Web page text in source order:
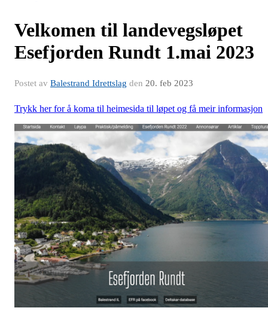
Velkomen til landevegsløpet
Esefjorden Rundt 1.mai 2023
Postet av Balestrand Idrettslag den 20. feb 2023
Trykk herfor å koma til heimesida til løpet og få meir informasjon